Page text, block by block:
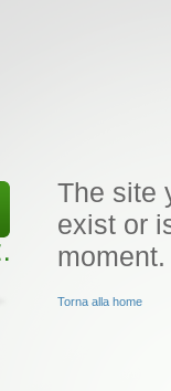
The site
exist or
moment.
Torna alla home